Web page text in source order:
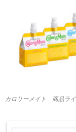
カロリーメイト 商品ラ